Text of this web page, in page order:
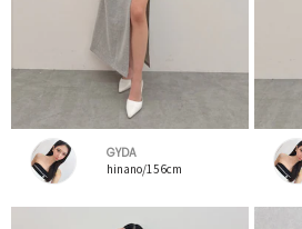
GYDA
hinano/156cm